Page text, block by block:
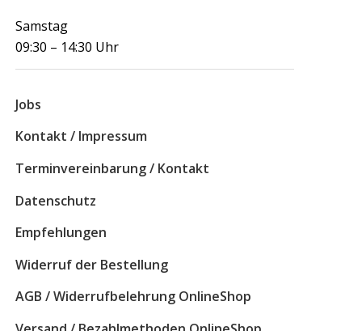
Samstag
09:30 – 14:30 Uhr
Jobs
Kontakt / Impressum
Terminvereinbarung / Kontakt
Datenschutz
Empfehlungen
Widerruf der Bestellung
AGB / Widerrufbelehrung OnlineShop